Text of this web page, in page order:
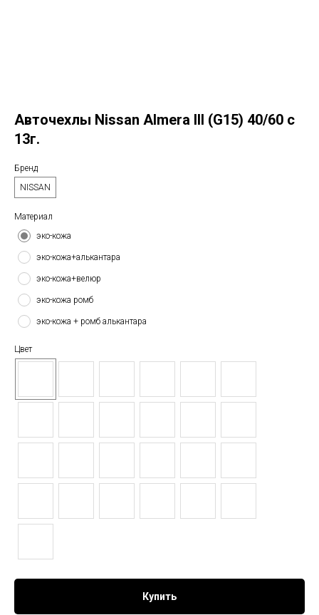
Авточехлы Nissan Almera III (G15) 40/60 с
13г.
Бренд
NISSAN
Материал
эко-кожа
эко-кожа+алькантара
эко-кожа+велюр
эко-кожа ромб
эко-кожа + ромб алькантара
Цвет
Купить